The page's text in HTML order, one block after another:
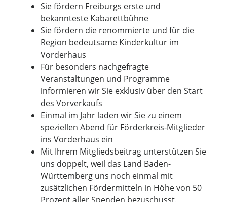
Sie fördern Freiburgs erste und
bekannteste Kabarettbühne
Sie fördern die renommierte und für die
Region bedeutsame Kinderkultur im
Vorderhaus
Für besonders nachgefragte
Veranstaltungen und Programme
informieren wir Sie exklusiv über den Start
des Vorverkaufs
Einmal im Jahr laden wir Sie zu einem
speziellen Abend für Förderkreis-Mitglieder
ins Vorderhaus ein
Mit Ihrem Mitgliedsbeitrag unterstützen Sie
uns doppelt, weil das Land Baden-
Württemberg uns noch einmal mit
zusätzlichen Fördermitteln in Höhe von 50